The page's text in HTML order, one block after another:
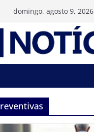
domingo, agosto 9, 2026